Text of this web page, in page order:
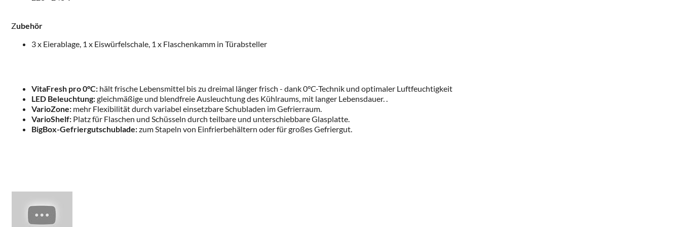
Zubehör
3 x Eierablage, 1 x Eiswürfelschale, 1 x Flaschenkamm in Türabsteller
VitaFresh pro 0°C: hält frische Lebensmittel bis zu dreimal länger frisch - dank 0°C-Technik und optimaler Luftfeuchtigkeit
LED Beleuchtung:gleichmäßige und blendfreie Ausleuchtung des Kühlraums, mit langer Lebensdauer. .
VarioZone: mehr Flexibilität durch variabel einsetzbare Schubladen im Gefrierraum.
VarioShelf: Platz für Flaschen und Schüsseln durch teilbare und unterschiebbare Glasplatte.
BigBox-Gefriergutschublade:zum Stapeln von Einfrierbehältern oder für großes Gefriergut.